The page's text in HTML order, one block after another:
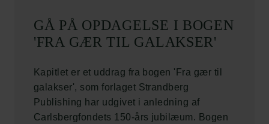
GÅ PÅ OPDAGELSE I BOGEN
'FRA GÆR TIL GALAKSER'
Kapitlet er et uddrag fra bogen 'Fra gær til
galakser', som forlaget Strandberg
Publishing har udgivet i anledning af
Carlsbergfondets 150-års jubilæum. Bogen